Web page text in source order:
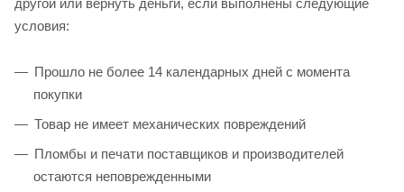
другой или вернуть деньги, если выполнены следующие
условия:
Прошло не более 14 календарных дней с момента
покупки
Товар не имеет механических повреждений
Пломбы и печати поставщиков и производителей
остаются неповрежденными